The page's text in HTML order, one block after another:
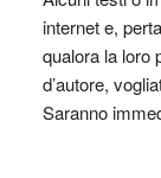
internet e,
qualora la loro
d’autore,
Saranno